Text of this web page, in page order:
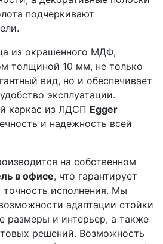
подчеркивают
из окрашенного МДФ,
толщиной 10 мм, не только
вид, но и обеспечивает
эксплуатации.
каркас из ЛДСП Egger
и надежность всей
на собственном
в офисе, что гарантирует
точность исполнения. Мы
адаптации стойки
размеры и интерьер, а также
решений. Возможность